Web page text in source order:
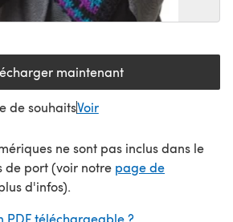
maintenant
(s'ouvre dans un nouvel
de souhaitsVoir
ne sont pas inclus dans le
de port (voir notre page de
dans un nouvel onglet)
d'infos).
PDF téléchargeable ?